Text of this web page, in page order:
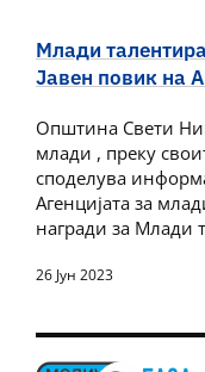
Млади
Јавен повик на
Општина Свети
млади , преку
споделува
Агенцијата за
награди за Млади
26 Јун 2023